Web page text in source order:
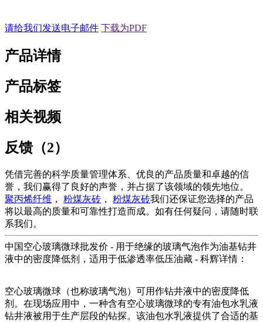
请给我们发送电子邮件 下载为PDF
产品详情
产品标签
相关视频
反馈（2）
凭借完善的科学质量管理体系、优良的产品质量和卓越的信
誉，我们赢得了良好的声誉，并占据了该领域的领先地位。
聚丙烯纤维 ， 粉煤灰砖 ， 粉煤灰砖我们还保证您选择的产品
将以最高的质量和可靠性打造而成。如有任何疑问，请随时联
系我们。
中国空心玻璃微球批发价 - 用于绝缘的玻璃气泡作为油基钻井
液中的密度降低剂，适用于低渗透率低压油藏 - 科辉详情：
空心玻璃微球（也称玻璃气泡）可用作钻井液中的密度降低
剂。在现场应用中，一种含有空心玻璃微球的专有油包水乳液
钻井液被用于生产层段的钻探。该油包水乳液提供了合适的基